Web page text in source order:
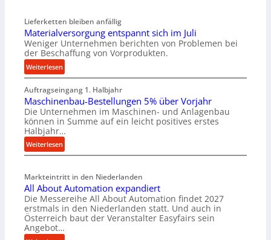
Lieferketten bleiben anfällig
Materialversorgung entspannt sich im Juli
Weniger Unternehmen berichten von Problemen bei
der Beschaffung von Vorprodukten.
Weiterlesen:
M
a
t
e
r
i
a
l
e
r
s
o
Auftragseingang 1. Halbjahr
Maschinenbau-Bestellungen 5% über Vorjahr
Die Unternehmen im Maschinen- und Anlagenbau
können in Summe auf ein leicht positives erstes
Halbjahr…
Weiterlesen:
M
s
c
h
i
n
e
Markteintritt in den Niederlanden
All About Automation expandiert
Die Messereihe All About Automation findet 2027
erstmals in den Niederlanden statt. Und auch in
Österreich baut der Veranstalter Easyfairs sein
Angebot…